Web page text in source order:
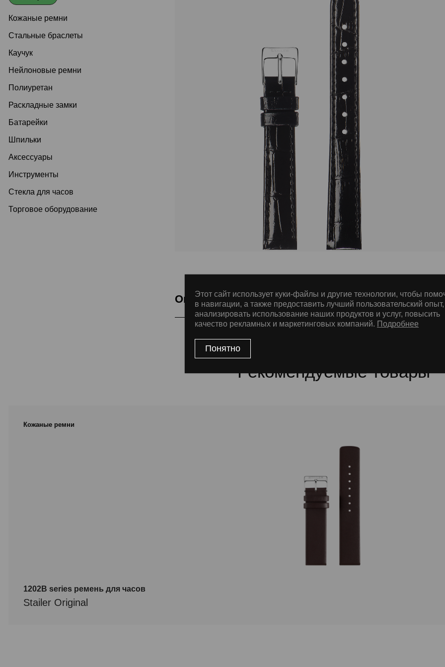
Кожаные ремни
Стальные браслеты
Каучук
Нейлоновые ремни
Полиуретан
Раскладные замки
Батарейки
Шпильки
Аксессуары
Инструменты
Стекла для часов
Торговое оборудование
Описание
Подкладка Classic Nubuck, ThermoSeal®, Дополнительная прошивка
Рекомендуемые товары
Кожаные ремни
1202B series ремень для часов
Stailer Original
Этот сайт использует куки-файлы и другие технологии, чтобы
в навигации, а также предоставить лучший пользовательский опыт,
анализировать использование наших продуктов и услуг, повысить
качество рекламных и маркетинговых компаний. Подробнее
Понятно